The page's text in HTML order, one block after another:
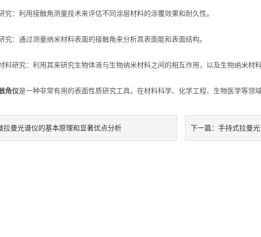
：利用接触角测量技术来评估不同涂层材料的涂覆效果和耐久性。
：通过测量纳米材料表面的接触角来分析其表面能和表面结构。
研究：利用其来研究生物体液与生物纳米材料之间的相互作用，以及生物纳米材料
角仪是一种非常有用的表面性质研究工具，在材料科学、化学工程、生物医学等领
拉曼光谱仪的基本原理和显著优点分析 下一篇：手持式拉曼